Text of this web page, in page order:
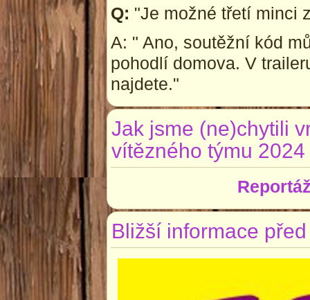
Q: "Je možné třetí minci
A: " Ano, soutěžní kód
pohodlí domova. V
najdete."
Jak jsme (ne)chytili
vítězného týmu 2024
Bližší informace